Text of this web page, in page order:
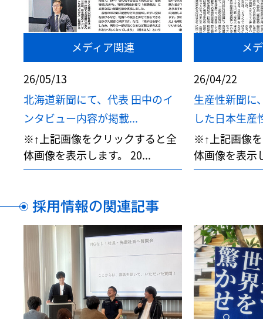
メディア関連
26/05/13
北海道新聞にて、代表 田中のイ
ンタビュー内容が掲載...
※↑上記画像をクリックすると全
体画像を表示します。 20...
メ
26/04/22
生産性新聞に
した日本生産
※↑上記画像
体画像を表示
採用情報の関連記事